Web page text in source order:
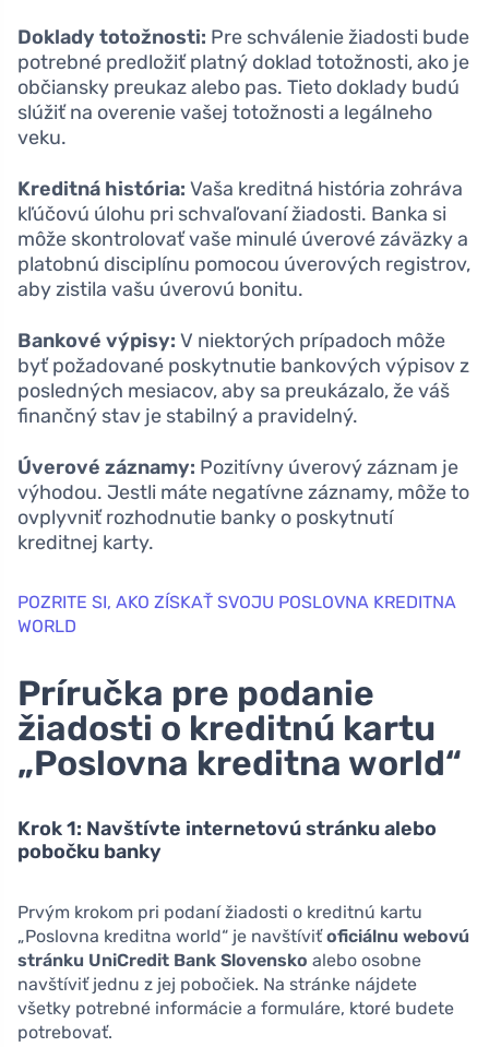
Doklady totožnosti: Pre schválenie žiadosti bude
potrebné predložiť platný doklad totožnosti, ako je
občiansky preukaz alebo pas. Tieto doklady budú
slúžiť na overenie vašej totožnosti a legálneho
veku.
Kreditná história: Vaša kreditná história zohráva
kľúčovú úlohu pri schvaľovaní žiadosti. Banka si
môže skontrolovať vaše minulé úverové záväzky a
platobnú disciplínu pomocou úverových registrov,
aby zistila vašu úverovú bonitu.
Bankové výpisy: V niektorých prípadoch môže
byť požadované poskytnutie bankových výpisov z
posledných mesiacov, aby sa preukázalo, že váš
finančný stav je stabilný a pravidelný.
Úverové záznamy: Pozitívny úverový záznam je
výhodou. Jestli máte negatívne záznamy, môže to
ovplyvniť rozhodnutie banky o poskytnutí
kreditnej karty.
POZRITE SI, AKO ZÍSKAŤ SVOJU POSLOVNA KREDITNA
WORLD
Príručka pre podanie
žiadosti o kreditnú kartu
„Poslovna kreditna world“
Krok 1: Navštívte internetovú stránku alebo
pobočku banky
Prvým krokom pri podaní žiadosti o kreditnú kartu
„Poslovna kreditna world“ je navštíviťoficiálnu webovú
stránku UniCredit Bank Slovensko alebo osobne
navštíviť jednu z jej pobočiek. Na stránke nájdete
všetky potrebné informácie a formuláre, ktoré budete
potrebovať.